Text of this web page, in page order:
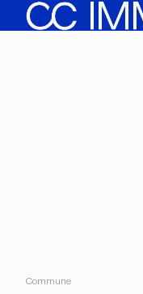
Aller au contenu principal
Commune